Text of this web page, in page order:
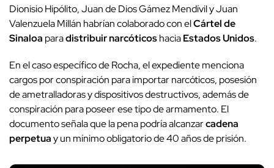
Dionisio Hipólito, Juan de Dios Gámez Mendívil y Juan
Valenzuela Millán habrían colaborado con elCártel de
Sinaloa paradistribuir narcóticoshaciaEstados Unidos.
En el caso específico de Rocha, el expediente menciona
cargos por conspiración para importar narcóticos, posesión
de ametralladoras y dispositivos destructivos, además de
conspiración para poseer ese tipo de armamento. El
documento señala que la pena podría alcanzarcadena
perpetuay un mínimo obligatorio de 40 años de prisión.